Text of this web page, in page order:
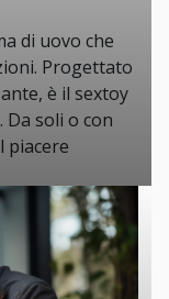
di uovo che
Progettato
è il sextoy
soli o con
piacere